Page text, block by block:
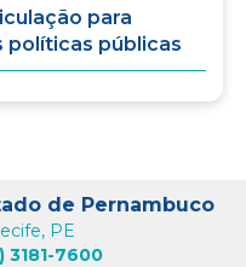
para
públicas
de Pernambuco
PE
3181-7600